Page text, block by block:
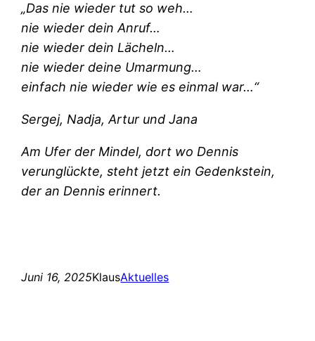
„Das nie wieder tut so weh…
nie wieder dein Anruf…
nie wieder dein Lächeln…
nie wieder deine Umarmung…
einfach nie wieder wie es einmal war…“
Sergej, Nadja, Artur und Jana
Am Ufer der Mindel, dort wo Dennis
verunglückte, steht jetzt ein Gedenkstein,
der an Dennis erinnert.
Juni 16, 2025KlausAktuelles